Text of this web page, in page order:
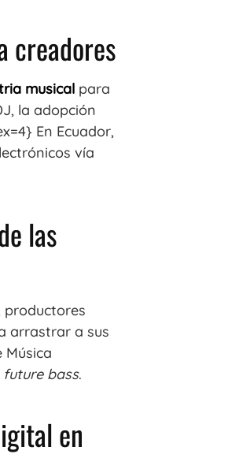
creadores
musical para
la adopción
En Ecuador,
vía
las
productores
arrastrar a sus
Música
future bass.
en